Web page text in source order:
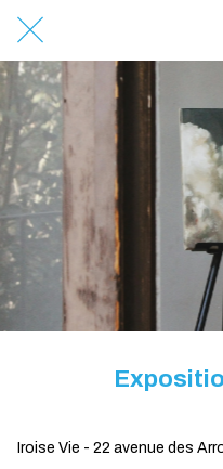
Iroise Vie - 22 avenue des